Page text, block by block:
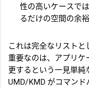
性の高いケースで
るだけの空間の余
これは完全なリスト
重要なのは、アプリケ
更するという一見単
UMD/KMD がコマン